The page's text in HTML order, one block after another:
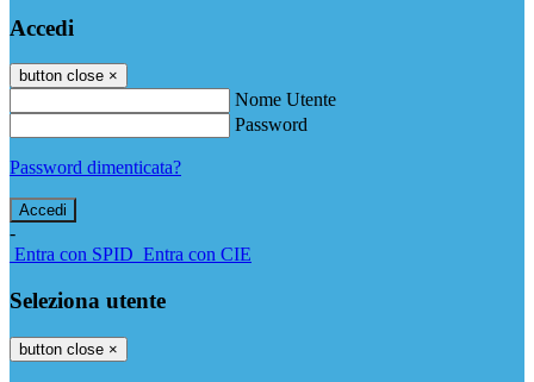
Accedi
button close ×
Nome Utente
Password
Password dimenticata?
-
Entra con SPID Entra con CIE
Seleziona utente
button close ×